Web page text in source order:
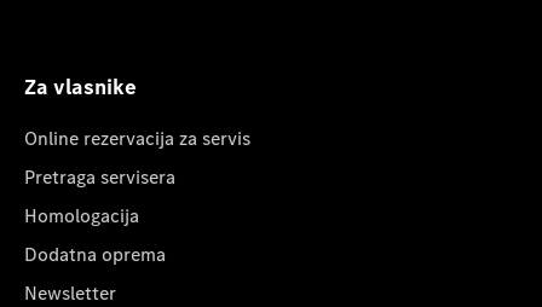
Za vlasnike
Online rezervacija za servis
Pretraga servisera
Homologacija
Dodatna oprema
Newsletter